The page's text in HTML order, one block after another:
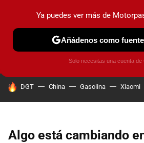
PRUEBAS COCHES ELÉCTRICOS
HOY SE HABLA DE
DGT China Gasolina Xiaomi
Algo está cambiando
Ya puedes ver más de
Añádenos como
Solo necesitas una cuenta de